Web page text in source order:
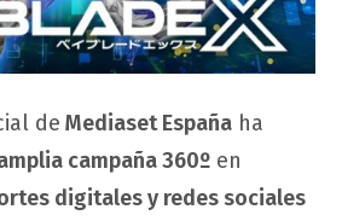
de Mediaset España ha
campaña 360º en
digitales y redes sociales